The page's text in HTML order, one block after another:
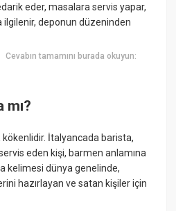
eder, masalara servis yapar,
ilgilenir, deponun düzeninden
Cevabın tamamını burada okuyun:
mı?
İtalyancada barista,
eden kişi, barmen anlamına
kelimesi dünya genelinde,
hazırlayan ve satan kişiler için